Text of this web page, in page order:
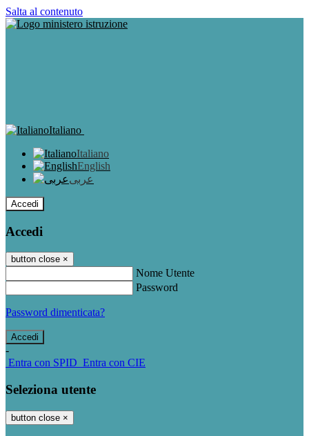
Salta al contenuto
Italiano
Italiano
English
عربى
Accedi
Accedi
button close ×
Nome Utente
Password
Password dimenticata?
-
Entra con SPID Entra con CIE
Seleziona utente
button close ×